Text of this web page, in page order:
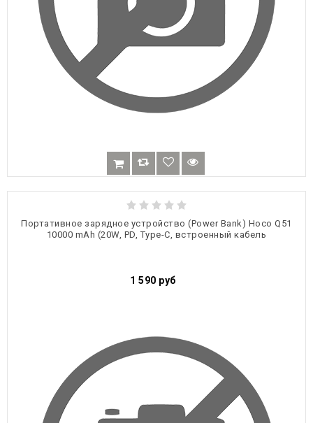
Портативное зарядное устройство (Power Bank) Hoco Q51
10000 mAh (20W, PD, Type-C, встроенный кабель
1 590 руб